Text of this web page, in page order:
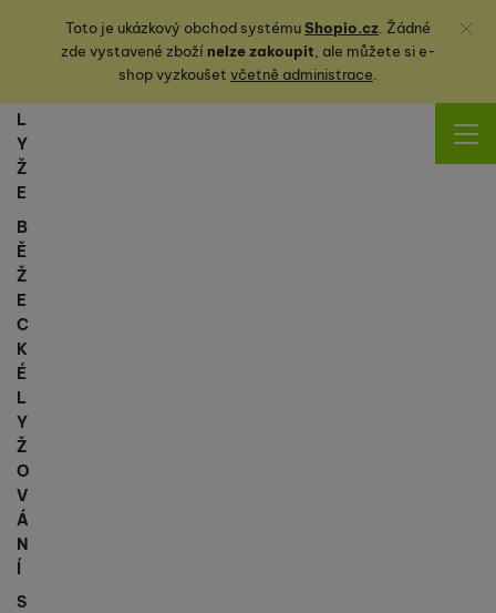
Toto je ukázkový obchod systémuShopio.cz. Žádné
zde vystavené zbožínelze zakoupit, ale můžete sie-
shop vyzkoušet včetně administrace.
Zavřít
L
Y
Ž
E
B
Ě
Ž
E
C
K
É
L
Y
Ž
O
V
Á
N
Í
S